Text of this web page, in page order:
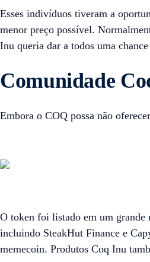
Esses indivíduos tiveram a
menor preço possível.
Inu queria dar a todos uma
Comunidade
Embora o COQ possa não
O token foi listado em um grande
incluindo SteakHut Finance e
memecoin. Produtos Coq Inu